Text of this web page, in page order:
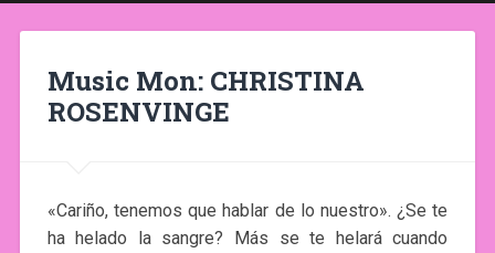
Music Mon: CHRISTINA
ROSENVINGE
«Cariño, tenemos que hablar de lo nuestro». ¿Se te
ha helado la sangre? Más se te helará cuando